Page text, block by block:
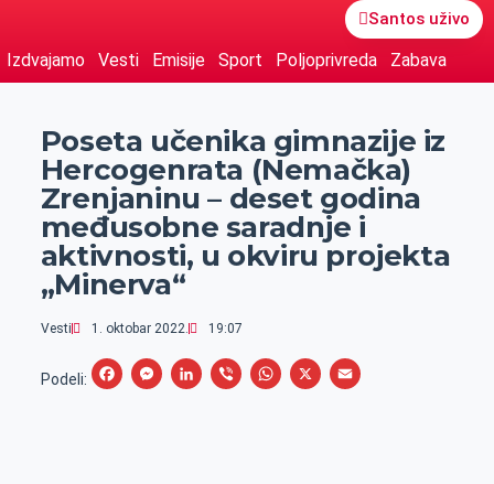
Santos uživo
Izdvajamo Vesti Emisije Sport Poljoprivreda Zabava
Poseta učenika gimnazije iz
Hercogenrata (Nemačka)
Zrenjaninu – deset godina
međusobne saradnje i
aktivnosti, u okviru projekta
„Minerva“
Vesti 1. oktobar 2022. 19:07
Podeli:
F
M
L
V
W
X
E